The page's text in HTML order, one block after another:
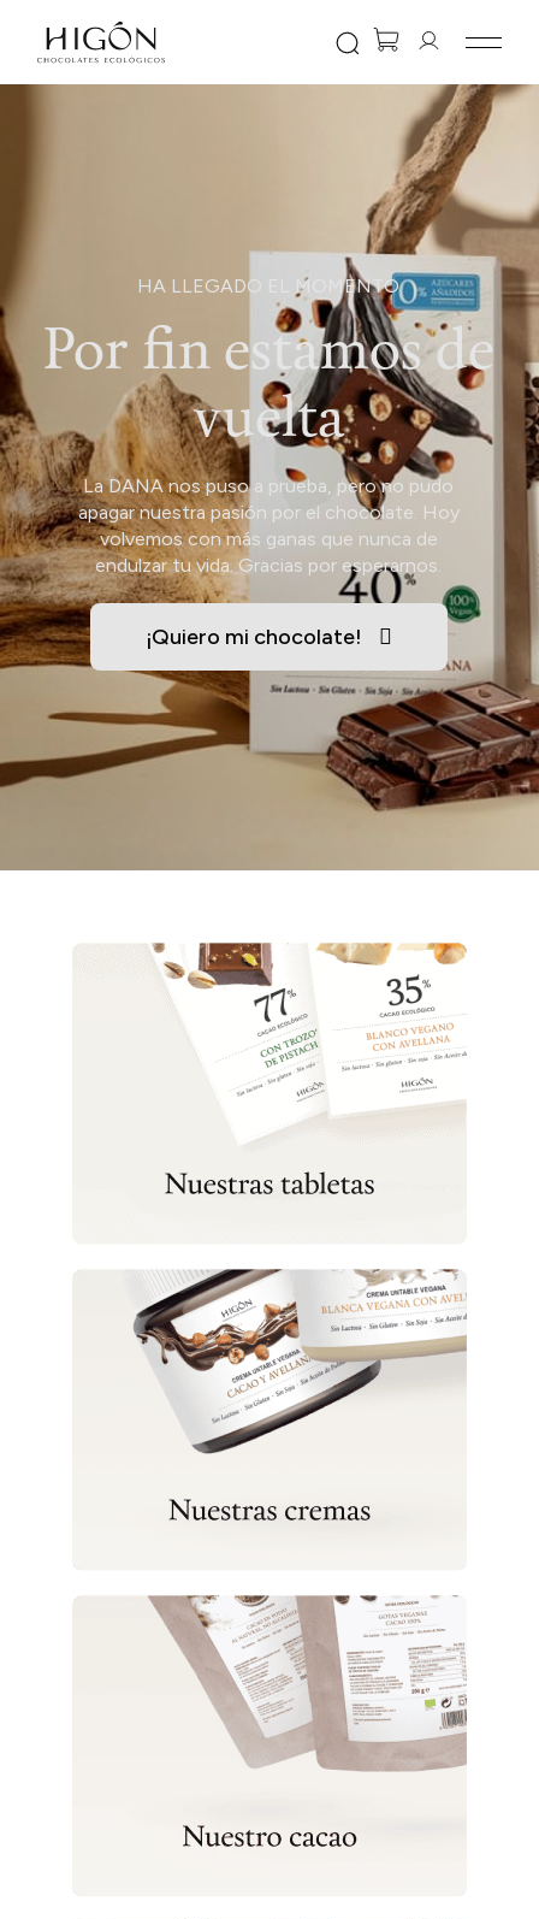
HA LLEGADO EL MOMENTO
Por fin estamos de
vuelta
La DANA nos puso a prueba, pero no pudo
apagar nuestra pasión por el chocolate. Hoy
volvemos con más ganas que nunca de
endulzar tu vida. Gracias por esperarnos.
¡Quiero mi chocolate!